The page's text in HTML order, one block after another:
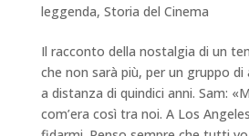
leggenda, Storia del Cinema
Il racconto della nostalgia di un
che non sarà più, per un gruppo
a distanza di quindici anni. Sam:
com’era così tra noi. A Los